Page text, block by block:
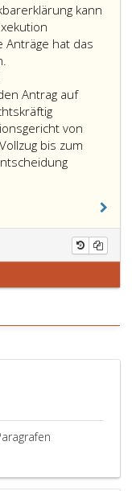
kann
hat das
Antrag auf
von
bis zum